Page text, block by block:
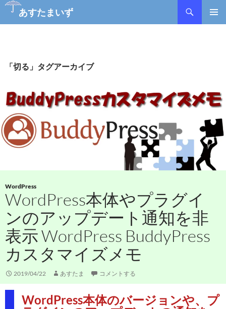
あすたまいず
ツ
キ
ッ
プ
「切る」タグアーカイブ
WordPress
WordPress本体やプラグイ
ンのアップデート通知を非
表示 WordPress BuddyPress
カスタマイズメモ
2019/04/22 あすたま コメントする
WordPress本体のバージョンや、プ